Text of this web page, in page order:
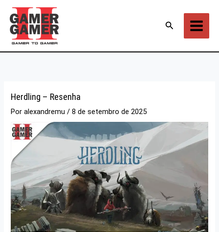
para
conteúdo
Pesquisar
Herdling – Resenha
Poralexandremu/8 de setembro de 2025